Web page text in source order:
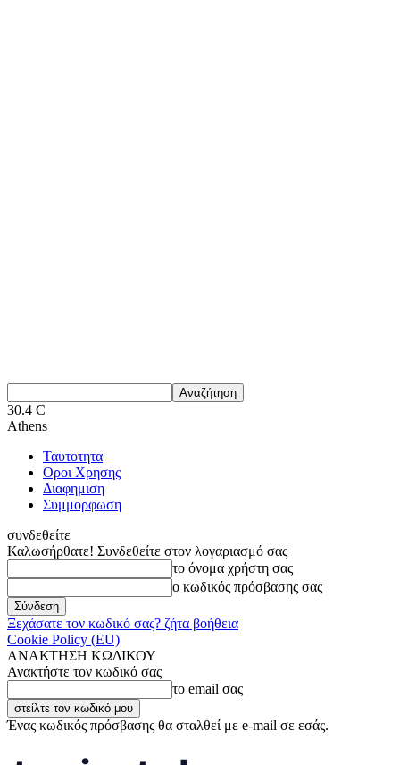
30.4 C
Athens
Ταυτοτητα
Οροι Χρησης
Διαφημιση
Συμμορφωση
συνδεθείτε
Καλωσήρθατε! Συνδεθείτε στον λογαριασμό σας
το όνομα χρήστη σας
ο κωδικός πρόσβασης σας
Ξεχάσατε τον κωδικό σας? ζήτα βοήθεια
Cookie Policy (EU)
ΑΝΑΚΤΗΣΗ ΚΩΔΙΚΟΥ
Ανακτήστε τον κωδικό σας
το email σας
Ένας κωδικός πρόσβασης θα σταλθεί με e-mail σε εσάς.